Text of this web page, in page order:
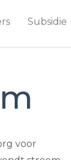
Subsidie
voor